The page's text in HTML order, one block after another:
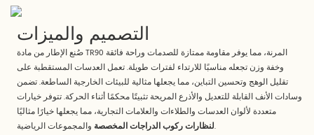
التصميم والميزات
صُنع الإطار من مادة TR90 المرنة، مما يوفر مقاومة ممتازة للصدمات وراحة فائقة
وخفة وزن تجعله مناسبًا للارتداء لفترات طويلة. تعمل العدسات المستقطبة على
تقليل الوهج وتحسين التباين، مما يجعلها مثالية للبيئات الخارجية الساطعة. تضمن
وسادات الأنف القابلة للتعديل والأذرع المريحة تثبيتًا محكمًا أثناء الحركة. تتوفر خيارات
متعددة لألوان العدسات والطلاءات والعلامات التجارية، مما يجعلها خيارًا مثاليًا
لنظارات ركوب الدراجات المخصصةوالمجموعات الرياضية.